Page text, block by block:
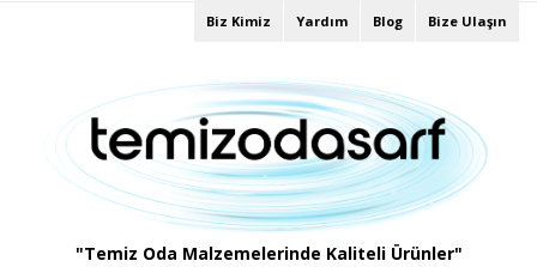
Biz Kimiz Yardım Blog Bize Ulaşın
"Temiz Oda Malzemelerinde Kaliteli Ürünler"